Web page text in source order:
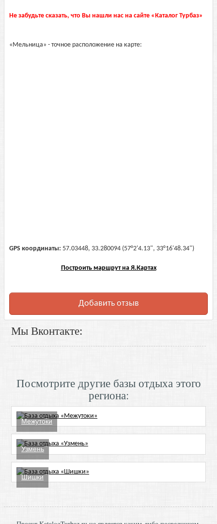
Не забудьте сказать, что Вы нашли нас на сайте «Каталог Турбаз»
«Мельница» - точное расположение на карте:
GPS координаты: 57.03448, 33.280094 (57°2'4.13", 33°16'48.34")
Построить маршрут на Я.Картах
Добавить отзыв
Мы Вконтакте:
Посмотрите другие базы отдыха этого
региона:
Межутоки
Узмень
Шишки